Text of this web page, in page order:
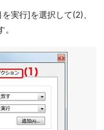
実行]を選択して(2)、